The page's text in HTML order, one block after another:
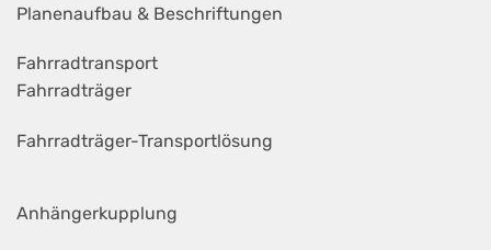
Planenaufbau & Beschriftungen
Fahrradtransport
Fahrradträger
Fahrradträger-Transportlösung
Anhängerkupplung